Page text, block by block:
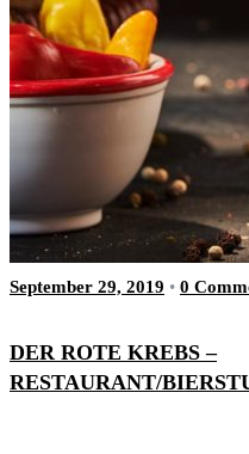
September 29, 2019 • 0
DER ROTE KREBS –
RESTAURANT/